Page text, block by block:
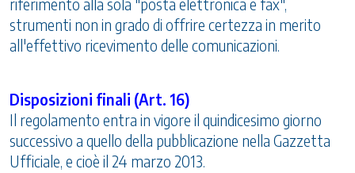
riferimento alla sola "posta elettronica e fax",
strumenti non in grado di offrire certezza in merito
all'effettivo ricevimento delle comunicazioni.
Disposizioni finali (Art. 16)
Il regolamento entra in vigore il quindicesimo giorno
successivo a quello della pubblicazione nella Gazzetta
Ufficiale, e cioè il 24 marzo 2013.